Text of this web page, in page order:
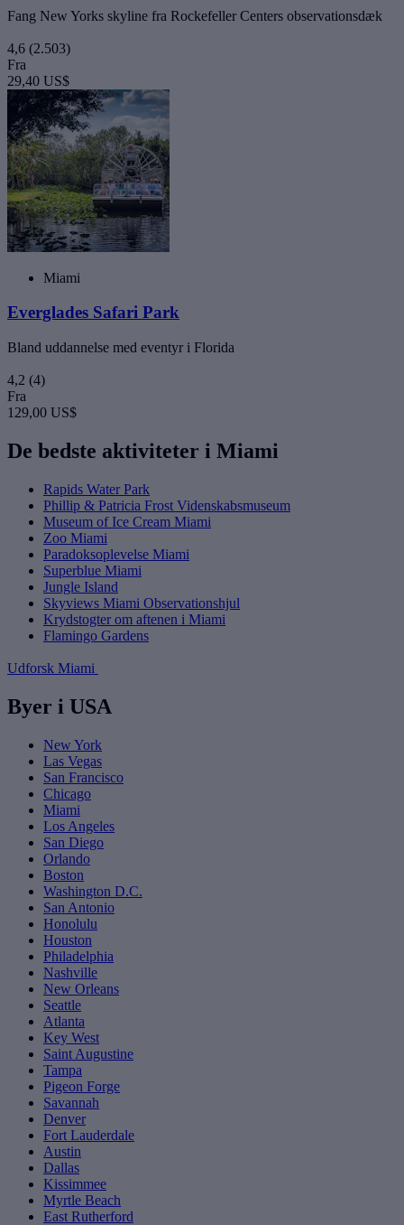
Fang New Yorks skyline fra Rockefeller Centers observationsdæk
4,6 (2.503)
Fra
29,40 US$
Miami
Everglades Safari Park
Bland uddannelse med eventyr i Florida
4,2 (4)
Fra
129,00 US$
De bedste aktiviteter i Miami
Rapids Water Park
Phillip & Patricia Frost Videnskabsmuseum
Museum of Ice Cream Miami
Zoo Miami
Paradoksoplevelse Miami
Superblue Miami
Jungle Island
Skyviews Miami Observationshjul
Krydstogter om aftenen i Miami
Flamingo Gardens
Udforsk Miami
Byer i USA
New York
Las Vegas
San Francisco
Chicago
Miami
Los Angeles
San Diego
Orlando
Boston
Washington D.C.
San Antonio
Honolulu
Houston
Philadelphia
Nashville
New Orleans
Seattle
Atlanta
Key West
Saint Augustine
Tampa
Pigeon Forge
Savannah
Denver
Fort Lauderdale
Austin
Dallas
Kissimmee
Myrtle Beach
East Rutherford